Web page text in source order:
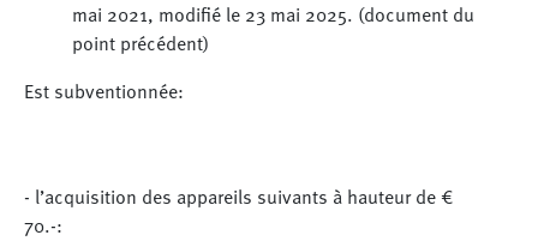
mai 2021, modifié le 23 mai 2025. (document du
point précédent)
Est subventionnée:
- l’acquisition des appareils suivants à hauteur de €
70.-: